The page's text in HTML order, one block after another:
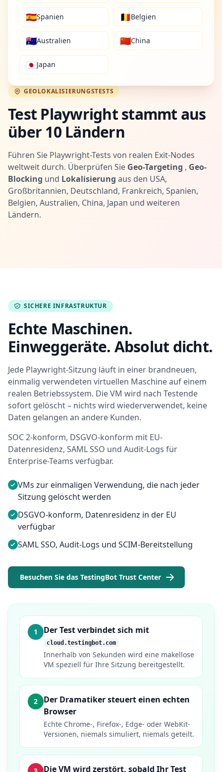
🇪🇸Spanien 🇧🇪Belgien
🇦🇺Australien 🇨🇳China
🇯🇵Japan
GEOLOKALISIERUNGSTESTS
Test Playwright stammt aus
über 10 Ländern
Führen Sie Playwright-Tests von realen Exit-Nodes
weltweit durch. Überprüfen Sie Geo-Targeting , Geo-
Blocking und Lokalisierung aus den USA,
Großbritannien, Deutschland, Frankreich, Spanien,
Belgien, Australien, China, Japan und weiteren
Ländern.
SICHERE INFRASTRUKTUR
Echte Maschinen.
Einweggeräte. Absolut dicht.
Jede Playwright-Sitzung läuft in einer brandneuen,
einmalig verwendeten virtuellen Maschine auf einem
realen Betriebssystem. Die VM wird nach Testende
sofort gelöscht – nichts wird wiederverwendet, keine
Daten gelangen an andere Kunden.
SOC 2-konform, DSGVO-konform mit EU-
Datenresidenz, SAML SSO und Audit-Logs für
Enterprise-Teams verfügbar.
VMs zur einmaligen Verwendung, die nach jeder
Sitzung gelöscht werden
DSGVO-konform, Datenresidenz in der EU
verfügbar
SAML SSO, Audit-Logs und SCIM-Bereitstellung
Besuchen Sie das TestingBot Trust Center
1 Der Test verbindet sich mit
cloud.testingbot.com
Innerhalb von Sekunden wird eine makellose
VM speziell für Ihre Sitzung bereitgestellt.
2
Der Dramatiker steuert einen echten
Browser
Echte Chrome-, Firefox-, Edge- oder WebKit-
Versionen, niemals simuliert, niemals geteilt.
Die VM wird zerstört, sobald Ihr Test